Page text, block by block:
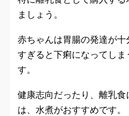
ましょう。
赤ちゃんは胃腸の発達が十
すぎると下痢になってしま
す。
健康志向だったり、離乳
は、水煮がおすすめです。